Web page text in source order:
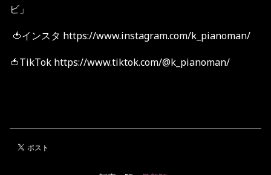
ビ」
🍅インスタ https://www.instagram.com/k_pianoman/
🍅TikTok https://www.tiktok.com/@k_pianoman/